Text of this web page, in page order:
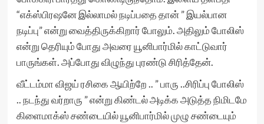
“எக்ஸ்பிரஷனே இல்லாமல் நடிப்பதை தான் ” இயல்பான
நடிப்பு” என்று வைத்திருக்கிறார் போலும். அதிலும் போலிஸ்
என்று தெரியும் போது அவரை யூனிபார்மில் காட்டுவார்
பாருங்கள். அப்போது விழுந்து புரண்டு சிரித்தேன்.
வீட்டம்மா விஜய் ரசிகை ஆயிற்றே .. ” பாரு ..சிரிப்பு போலிஸ்
.. நடந்து வர்றாரு ” என்று கிண்டல் அடிக்க அடுத்த நிமிடமே
கிளைமாக்ஸ் சண்டையில் யூனிபார்மில் முழு சண்டையும்